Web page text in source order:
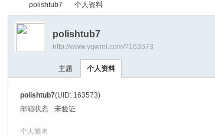
›
polishtub7 个人资料
polishtub7
http://www.yqwml.com/?163573
主题 个人资料
polishtub7(UID: 163573)
邮箱状态
未验证
个人签名